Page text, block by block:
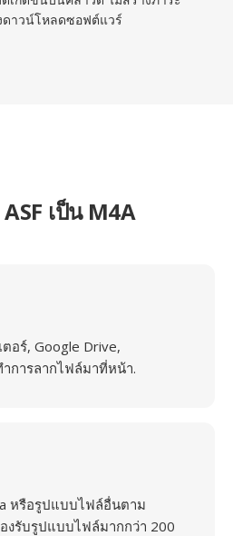
ดาวน์โหลดซอฟต์แวร์
เป็น M4A
อร์, Google Drive,
การลากไฟล์มาที่หน้า.
หรือรูปแบบไฟล์อื่นตาม
งรับรูปแบบไฟล์มากกว่า 200